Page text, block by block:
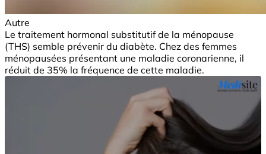
Autre
Le traitement hormonal substitutif de la ménopause
(THS) semble prévenir du diabète. Chez des femmes
ménopausées présentant une maladie coronarienne, il
réduit de 35% la fréquence de cette maladie.